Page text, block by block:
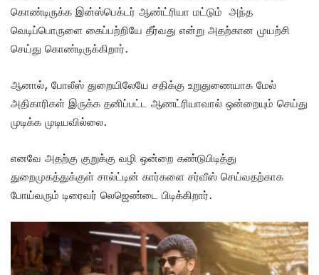
கொண்டிருக்க இன்ஸ்பெக்டர் ஆண்ட்ரியா மட்டும் அந்த
வெடிப்பொருளை கைப்பற்றியே தீர்வது என்று அதற்கான முயற்சி
செய்து கொண்டிருக்கிறார்.
ஆனால், போலீஸ் துறையிலேயே சதிக்கு உறுதுணையாக மேல்
அதிகாரிகள் இருக்க தனிப்பட்ட ஆணட்ரியாவால் ஒன்றையும் செய்து
முடிக்க முடியவில்லை.
எனவே அதற்கு குறுக்கு வழி ஒன்றை கண்டுபிடித்து
துறைமுகத்துக்குள் சால்ட்டின் கார்களை சர்வீஸ் செய்வதற்காக
போய்வரும் டிரைவர் லெஜெண்டை பிடிக்கிறார்.